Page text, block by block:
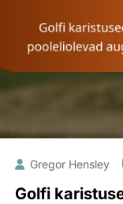
Gregor Hensley
Golfi